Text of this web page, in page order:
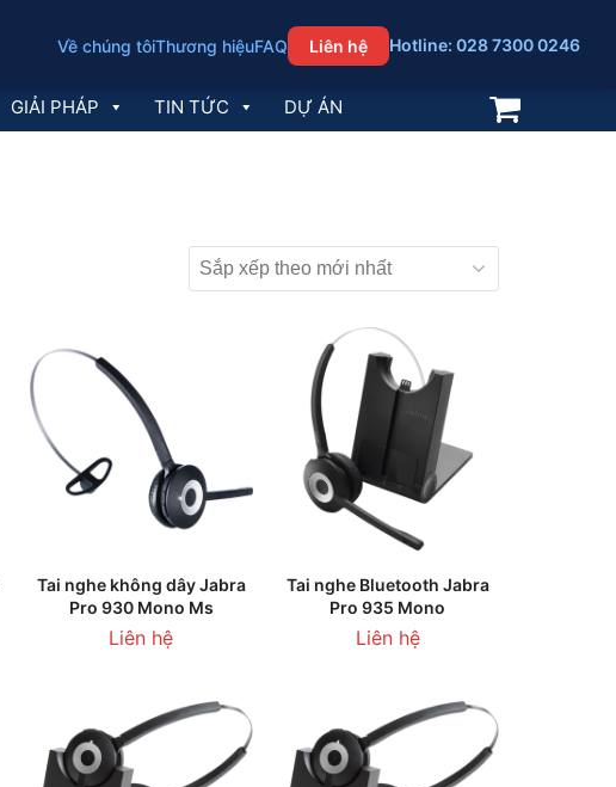
Về chúng tôiThương hiệuFAQ Liên hệ Hotline: 028 7300 0246
GIẢI PHÁP TIN TỨC DỰ ÁN
LIÊN HỆ
Tai nghe không dây Jabra
Pro 930 Mono Ms
Liên hệ
LIÊN HỆ
Tai nghe Bluetooth Jabra
Pro 935 Mono
Liên hệ